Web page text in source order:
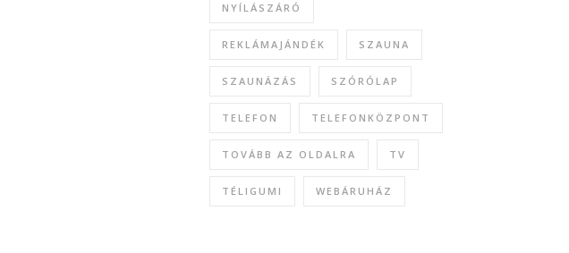
NYÍLÁSZÁRÓ
REKLÁMAJÁNDÉK SZAUNA
SZAUNÁZÁS SZÓRÓLAP
TELEFON TELEFONKÖZPONT
TOVÁBB AZ OLDALRA TV
TÉLIGUMI WEBÁRUHÁZ